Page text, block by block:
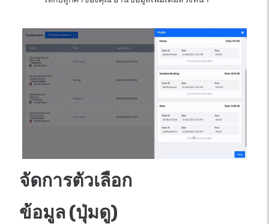
จัดการตัวเลือก
ข้อมูล (ปุ่มดู)